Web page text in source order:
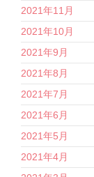
2021年11月
2021年10月
2021年9月
2021年8月
2021年7月
2021年6月
2021年5月
2021年4月